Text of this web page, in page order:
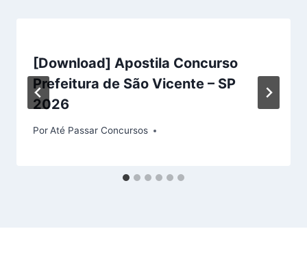
[Download] Apostila Concurso
Prefeitura de São Vicente – SP
2026
PorAté Passar Concursos